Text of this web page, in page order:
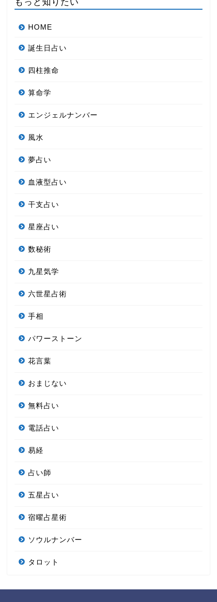
HOME
誕生日占い
四柱推命
算命学
エンジェルナンバー
風水
夢占い
血液型占い
干支占い
星座占い
数秘術
九星気学
六世星占術
手相
パワーストーン
花言葉
おまじない
無料占い
電話占い
易経
占い師
五星占い
宿曜占星術
ソウルナンバー
タロット